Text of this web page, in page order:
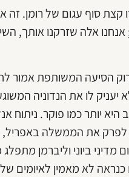
קצת סוף עגום של רומן.
אלה שזרקנו אותך,
הסיעה המשותפת אמור
יעניק לו את הנדוניה
יותר כמו פוקר. ניתוח
לפרק את הממשלה באפריל,
ביוני וליברמן מתפלג
לא מאמין לאיומים